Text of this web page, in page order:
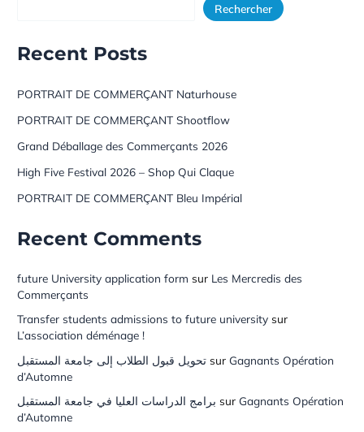
Rechercher
Recent Posts
PORTRAIT DE COMMERÇANT Naturhouse
PORTRAIT DE COMMERÇANT Shootflow
Grand Déballage des Commerçants 2026
High Five Festival 2026 – Shop Qui Claque
PORTRAIT DE COMMERÇANT Bleu Impérial
Recent Comments
future University application form sur Les Mercredis des
Commerçants
Transfer students admissions to future university sur
L’association déménage !
تحويل قبول الطلاب إلى جامعة المستقبل surGagnants Opération
d’Automne
برامج الدراسات العليا في جامعة المستقبل surGagnants Opération
d’Automne